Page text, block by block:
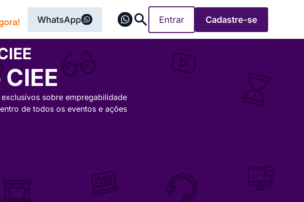
WhatsApp Entrar Cadastre-se
sobre empregabilidade
de todos os eventos e ações